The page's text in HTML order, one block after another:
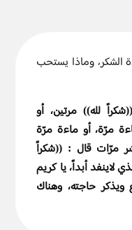
وماذا يستحب
لله)) مرتين، أو
مرّة، أو ماءة مرّة
مرّات قال : ((شكراً
لاينفد أبداً، يا كريم
ويذكر حاجته، وهناك